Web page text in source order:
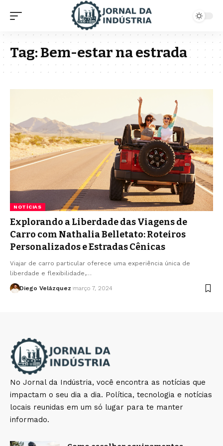
Tag:Bem-estar na estrada
NOTÍCIAS
Explorando a Liberdade das Viagens de
Carro com Nathalia Belletato: Roteiros
Personalizados e Estradas Cênicas
Viajar de carro particular oferece uma experiência única de
liberdade e flexibilidade,…
Diego Velázquez março 7, 2024
No Jornal da Indústria, você encontra as notícias que
impactam o seu dia a dia. Política, tecnologia e notícias
locais reunidas em um só lugar para te manter
informado.